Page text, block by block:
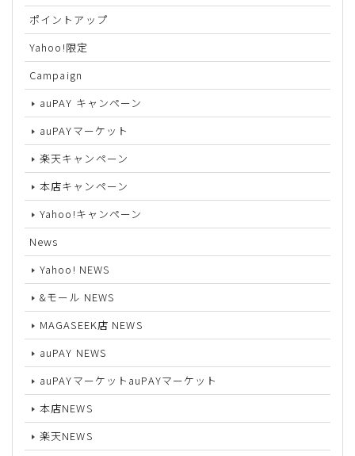
ポイントアップ
Yahoo!限定
Campaign
auPAY キャンペーン
auPAYマーケット
楽天キャンペーン
本店キャンペーン
Yahoo!キャンペーン
News
Yahoo! NEWS
&モール NEWS
MAGASEEK店 NEWS
auPAY NEWS
auPAYマーケットauPAYマーケット
本店NEWS
楽天NEWS